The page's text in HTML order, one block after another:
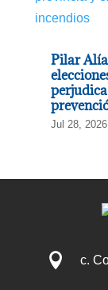
Pilar
Jul 28, 2026
 c.